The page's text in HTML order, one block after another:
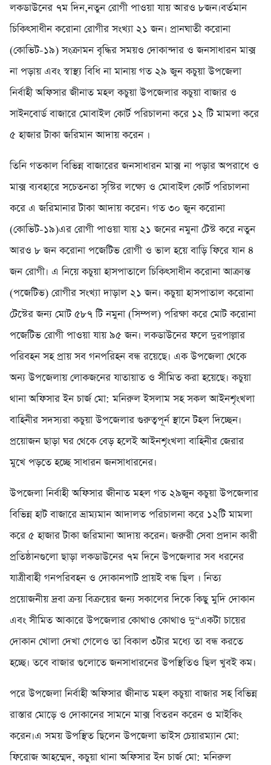
লকডাউনের ৭ম দিন,নতুন রোগী পাওয়া যায় আরও ৮জন।বর্তমান
চিকিৎসাধীন করোনা রোগীর সংখ্যা ২১ জন। প্রানঘাতী করোনা
(কোভিট-১৯) সংক্রামন বৃদ্ধির সময়ও দোকান্দার ও জনসাধারন মাক্স
না পড়ায় এবং স্বাস্থ্য বিধি না মানায় গত ২৯ জুন কচুয়া উপজেলা
নির্বাহী অফিসার জীনাত মহল কচুয়া উপজেলার কচুয়া বাজার ও
সাইনবোর্ড বাজারে মোবাইল কোর্ট পরিচালনা করে ১২ টি মামলা করে
৫ হাজার টাকা জরিমান আদায় করেন ।
তিনি গতকাল বিভিন্ন বাজারের জনসাধারন মাক্স না পড়ার অপরাধে ও
মাক্স ব্যবহারে সচেতনতা সৃস্টির লক্ষ্যে ও মোবাইল কোর্ট পরিচালনা
করে এ জরিমানার টাকা আদায় করেন। গত ৩০ জুন করোনা
(কোভিট-১৯)এর রোগী পাওয়া যায় ২১ জনের নমুনা টেস্ট করে নতুন
আরও ৮ জন করোনা পজেটিভ রোগী ও ভাল হয়ে বাড়ি ফিরে যান ৪
জন রোগী। এ নিয়ে কচুয়া হাসপাতালে চিকিৎসাধীন করোনা আক্রান্ত
(পজেটিভ) রোগীর সংখ্যা দাড়াল ২১ জন। কচুয়া হাসপাতাল করোনা
টেস্টের জন্য মোট ৫৮৭ টি নমুনা (সিম্পল) পরিক্ষা করে মোট করোনা
পজেটিভ রোগী পাওয়া যায় ৯৫ জন। লকডাউনের ফলে দুরপাল্লার
পরিবহন সহ প্রায় সব গনপরিহন বন্ধ রয়েছে। এক উপজেলা থেকে
অন্য উপজেলায় লোকজনের যাতায়াত ও সীমিত করা হয়েছে। কচুয়া
থানা অফিসার ইন চার্জ মো: মনিরুল ইসলাম সহ সকল আইনশৃংখলা
বাহিনীর সদস্যরা কচুয়া উপজেলার গুরুত্বপূর্ন স্থানে টহল দিচ্ছেন।
প্রয়োজন ছাড়া ঘর থেকে বেড় হলেই আইনশৃংখলা বাহিনীর জেরার
মুখে পড়তে হচ্ছে সাধারন জনসাধারনের।
উপজেলা নির্বাহী অফিসার জীনাত মহল গত ২৯জুন কচুয়া উপজেলার
বিভিন্ন হাট বাজারে ভ্রাম্যমান আদালত পরিচালনা করে ১২টি মামলা
করে ৫ হাজার টাকা জরিমানা আদায় করেন। জরুরী সেবা প্রদান কারী
প্রতিষ্ঠানগুলো ছাড়া লকডাউনের ৭ম দিনে উপজেলার সব ধরনের
যাত্রীবাহী গনপরিবহন ও দোকানপাট প্রায়ই বন্ধ ছিল । নিত্য
প্রয়োজনীয় দ্রবা ক্রয় বিক্রয়ের জন্য সকালের দিকে কিছু মুদি দোকান
এবং সীমিত আকারে উপজেলার কোথাও কোথাও দু“একটা চায়ের
দোকান খোলা দেখা গেলেও তা বিকাল ৩টার মধ্যে তা বন্ধ করতে
হচ্ছে। তবে বাজার গুলোতে জনসাধারনের উপস্থিতিও ছিল খুবই কম।
পরে উপজেলা নির্বাহী অফিসার জীনাত মহল কচুয়া বাজার সহ বিভিন্ন
রাস্তার মোড়ে ও দোকানের সামনে মাক্স বিতরন করেন ও মাইকিং
করেন।এ সময় উপস্থিত ছিলেন উপজেলা ভাইস চেয়ারম্যান মো:
ফিরোজ আহম্মেদ, কচুয়া থানা অফিসার ইন চার্জ মো: মনিরুল